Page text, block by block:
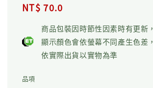
Regular
NT$ 70.0
商品包裝因時節性因素時有更新，
顯示顏色會依螢幕不同產生色差，
依實際出貨以實物為準
品項